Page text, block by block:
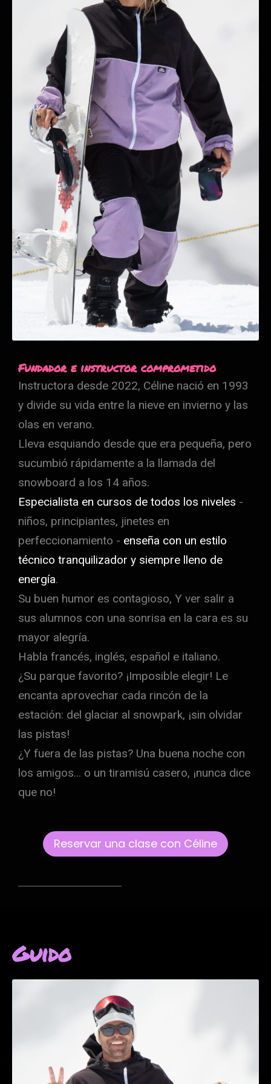
Fundador e instructor comprometido
Instructora desde 2022, Céline nació en 1993
y divide su vida entre la nieve en invierno y las
olas en verano.
Lleva esquiando desde que era pequeña, pero
sucumbió rápidamente a la llamada del
snowboard a los 14 años.
Especialista en cursos de todos los niveles -
niños, principiantes, jinetes en
perfeccionamiento - enseña con un estilo
técnico tranquilizador y siempre lleno de
energía.
Su buen humor es contagioso, Y ver salir a
sus alumnos con una sonrisa en la cara es su
mayor alegría.
Habla francés, inglés, español e italiano.
¿Su parque favorito? ¡Imposible elegir! Le
encanta aprovechar cada rincón de la
estación: del glaciar al snowpark, ¡sin olvidar
las pistas!
¿Y fuera de las pistas? Una buena noche con
los amigos... o un tiramisú casero, ¡nunca dice
que no!
Reservar una clase con Céline
Guido